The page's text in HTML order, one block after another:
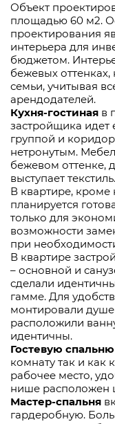
Объект
площадью 60 м2.
проектирования
интерьера для
бюджетом.
бежевых
семьи, учитывая
арендодателей.
Кухня-гостиная в
застройщика
группой и
нетронутым.
бежевом оттенке,
выступает текстиль.
В квартире, кроме
планируется
только для
возможности
при
В квартире
– основной и
сделали
гамме. Для
монтировали
расположили
идентичны.
Гостевую спальню
комнату так и как
рабочее место,
нише расположен
Мастер-спальня
гардеробную.